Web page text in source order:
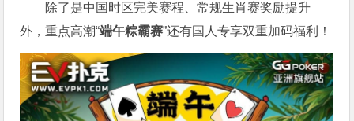
除了是中国时区完美赛程、常规生肖赛奖励提升
外，重点高潮“端午粽霸赛”还有国人专享双重加码福利！